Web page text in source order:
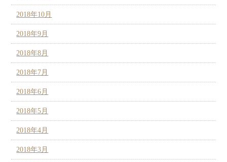
2018年10月
2018年9月
2018年8月
2018年7月
2018年6月
2018年5月
2018年4月
2018年3月